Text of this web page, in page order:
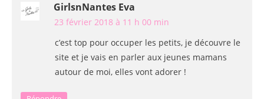
GirlsnNantes Eva
23 février 2018 à 11 h 00 min
c’est top pour occuper les petits, je découvre le
site et je vais en parler aux jeunes mamans
autour de moi, elles vont adorer !